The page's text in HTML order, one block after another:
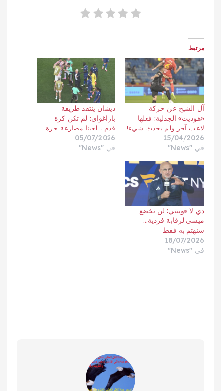
مرتبط
آل الشيخ عن حركة
«هوديت» الجدلية: فعلها
لاعب آخر ولم يحدث شيء!
15/04/2026
في "News"
ديشان ينتقد طريقة
باراغواي: لم تكن كرة
قدم… لعبنا مصارعة حرة
05/07/2026
في "News"
دي لا فوينتي: لن نخضع
ميسي لرقابة فردية…
سنهتم به فقط
18/07/2026
في "News"